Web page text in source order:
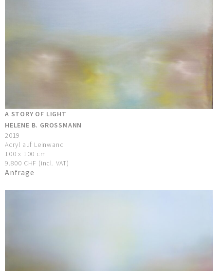
A STORY OF LIGHT
HELENE B. GROSSMANN
2019
Acryl auf Leinwand
100 x 100 cm
9.800 CHF (incl. VAT)
Anfrage